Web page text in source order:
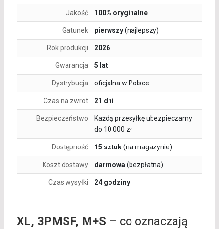
Jakość 100% oryginalne
Gatunek pierwszy(najlepszy)
Rok produkcji 2026
Gwarancja 5 lat
Dystrybucja oficjalna w Polsce
Czas na zwrot 21 dni
Bezpieczeństwo
Każdą przesyłkę ubezpieczamy
do 10 000 zł
Dostępność 15 sztuk(na magazynie)
Koszt dostawy darmowa (bezpłatna)
Czas wysyłki 24 godziny
XL, 3PMSF, M+S – co oznaczają